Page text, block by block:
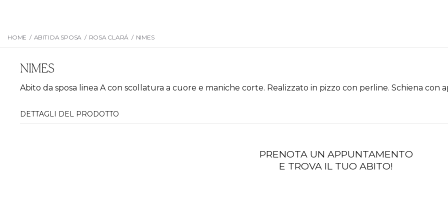
HOME / ABITI DA SPOSA / ROSA CLARÁ / NIMES
NIMES
Abito da sposa linea A con scollatura a cuore e maniche corte. Realizzato in pizzo con perline. Schiena con
DETTAGLI DEL PRODOTTO
PRENOTA UN APPUNTAMENTO
E TROVA IL TUO ABITO!